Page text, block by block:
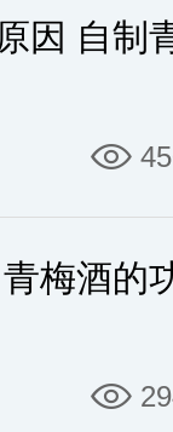
因 自制
梅酒的